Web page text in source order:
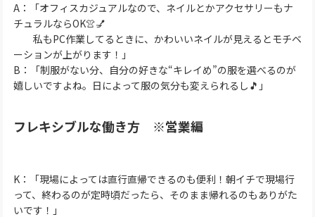
A：「オフィスカジュアルなので、ネイルとかアクセサリーもナ
チュラルならOK👚💅
私もPC作業してるときに、かわいいネイルが見えるとモチベ
ーションが上がります！」
B：「制服がない分、自分の好きな“キレイめ”の服を選べるのが
嬉しいですよね。日によって服の気分も変えられるし🎵」
フレキシブルな働き方 ※営業編
K：「現場によっては直行直帰できるのも便利！朝イチで現場行
って、終わるのが定時頃だったら、そのまま帰れるのもありがた
いです！」